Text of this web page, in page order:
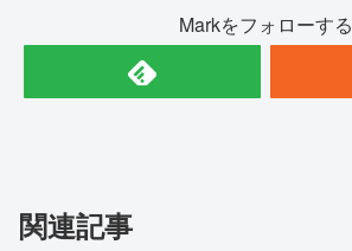
Markをフォローする
関連記事